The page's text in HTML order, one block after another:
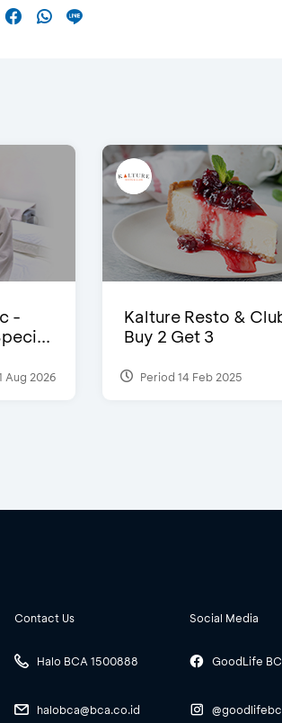
-
Aug 2026
Kalture Resto &
Buy 2 Get 3
Period 14 Feb 2025
Contact Us
Halo BCA 1500888
halobca@bca.co.id
Social Media
GoodLife